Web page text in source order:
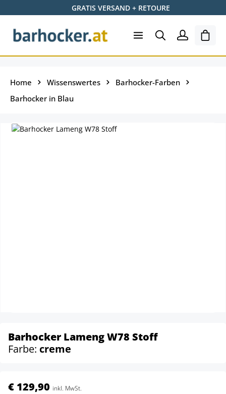
Zum Hauptinhalt springenGRATIS VERSAND + RETOURE
Home Wissenswertes
Barhocker-Farben
Barhocker in Blau
Barhocker Lameng W78 Stoff
Farbe: creme
€ 129,90 inkl. MwSt.